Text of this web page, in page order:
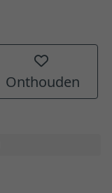
Onthouden